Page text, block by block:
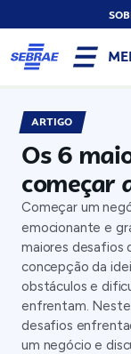
ARTIGO
Os 6
começar
Começar um
emocionante e
maiores desafios
concepção da
obstáculos e
enfrentam.
desafios
um negócio e